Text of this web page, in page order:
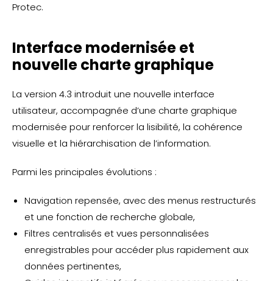
Protec.
Interface modernisée et
nouvelle charte graphique
La version 4.3 introduit une nouvelle interface
utilisateur, accompagnée d’une charte graphique
modernisée pour renforcer la lisibilité, la cohérence
visuelle et la hiérarchisation de l’information.
Parmi les principales évolutions :
Navigation repensée, avec des menus restructurés
et une fonction de recherche globale,
Filtres centralisés et vues personnalisées
enregistrables pour accéder plus rapidement aux
données pertinentes,